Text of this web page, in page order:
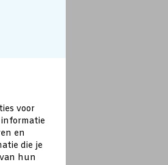
voor
informatie
en
die je
hun